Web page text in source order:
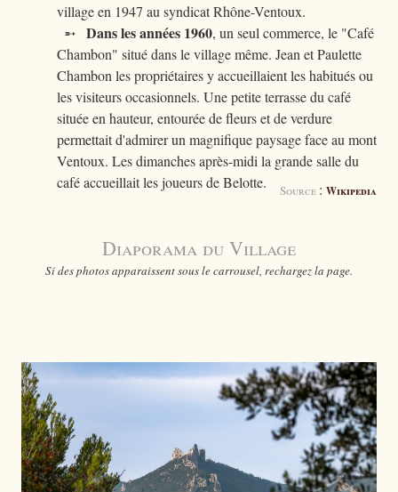
village en 1947 au syndicat Rhône-Ventoux.
➵ Dans les années 1960, un seul commerce, le "Café
Chambon" situé dans le village même. Jean et Paulette
Chambon les propriétaires y accueillaient les habitués ou
les visiteurs occasionnels. Une petite terrasse du café
située en hauteur, entourée de fleurs et de verdure
permettait d'admirer un magnifique paysage face au mont
Ventoux. Les dimanches après-midi la grande salle du
café accueillait les joueurs de Belotte.
Source : Wikipedia
Diaporama du Village
Si des photos apparaissent sous le carrousel, rechargez la page.